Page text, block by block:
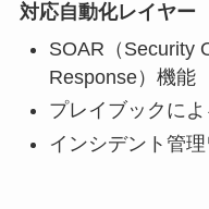
対応自動化レイヤー
SOAR（Security
Response）機能
プレイブックに
インシデント管